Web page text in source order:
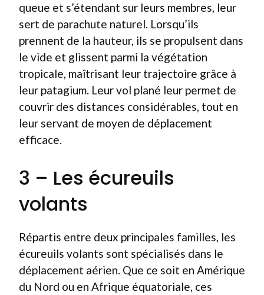
queue et s’étendant sur leurs membres, leur
sert de parachute naturel. Lorsqu’ils
prennent de la hauteur, ils se propulsent dans
le vide et glissent parmi la végétation
tropicale, maîtrisant leur trajectoire grâce à
leur patagium. Leur vol plané leur permet de
couvrir des distances considérables, tout en
leur servant de moyen de déplacement
efficace.
3 – Les écureuils
volants
Répartis entre deux principales familles, les
écureuils volants sont spécialisés dans le
déplacement aérien. Que ce soit en Amérique
du Nord ou en Afrique équatoriale, ces